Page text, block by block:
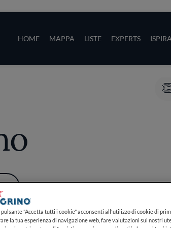
Salta al
HOME MAPPA LISTE EXPERTS
"Accetta tutti i cookie" acconsenti all'utilizzo di cookie di
la tua esperienza di navigazione web, fare valutazioni sui nostri